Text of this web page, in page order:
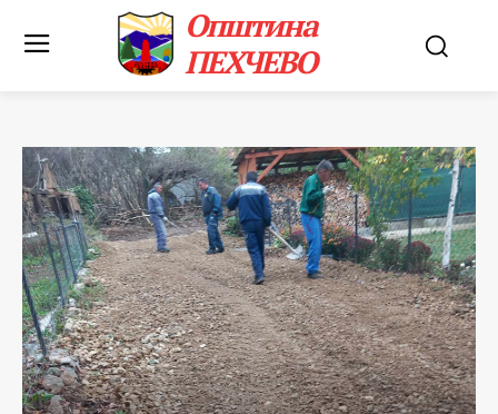
Општина
ПЕХЧЕВО